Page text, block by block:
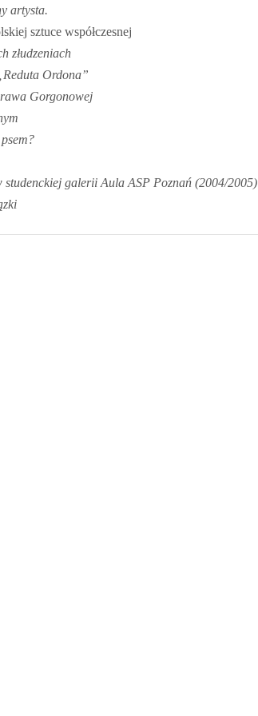
artysta.
sztuce współczesnej
złudzeniach
Ordona”
Gorgonowej
galerii Aula ASP Poznań (2004/2005)